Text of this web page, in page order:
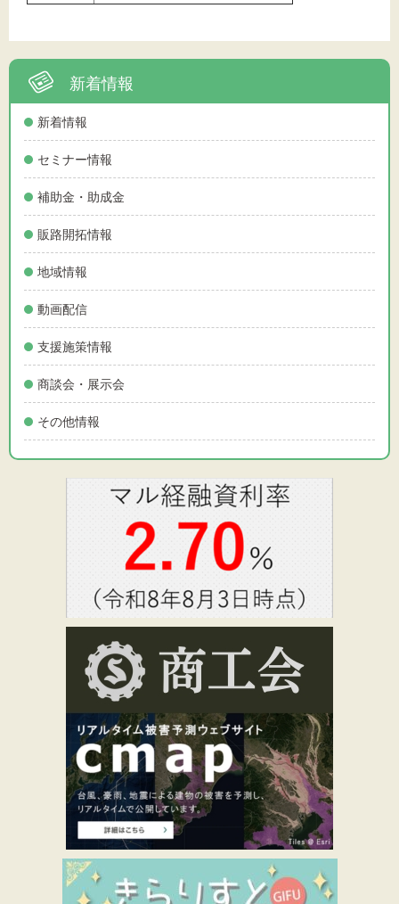
新着情報
新着情報
セミナー情報
補助金・助成金
販路開拓情報
地域情報
動画配信
支援施策情報
商談会・展示会
その他情報